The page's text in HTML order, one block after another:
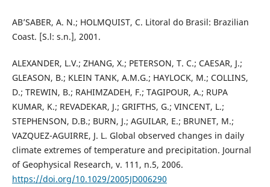
AB’SABER, A. N.; HOLMQUIST, C. Litoral do Brasil: Brazilian
Coast. [S.l: s.n.], 2001.
ALEXANDER, L.V.; ZHANG, X.; PETERSON, T. C.; CAESAR, J.;
GLEASON, B.; KLEIN TANK, A.M.G.; HAYLOCK, M.; COLLINS,
D.; TREWIN, B.; RAHIMZADEH, F.; TAGIPOUR, A.; RUPA
KUMAR, K.; REVADEKAR, J.; GRIFTHS, G.; VINCENT, L.;
STEPHENSON, D.B.; BURN, J.; AGUILAR, E.; BRUNET, M.;
VAZQUEZ-AGUIRRE, J. L. Global observed changes in daily
climate extremes of temperature and precipitation. Journal
of Geophysical Research, v. 111, n.5, 2006.
https://doi.org/10.1029/2005JD006290